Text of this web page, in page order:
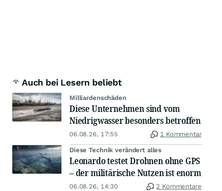
Auch bei Lesern beliebt
Milliardenschäden
Diese Unternehmen sind vom
Niedrigwasser besonders betroffen
06.08.26, 17:55 1 Kommentar
Diese Technik verändert alles
Leonardo testet Drohnen ohne GPS
– der militärische Nutzen ist enorm
06.08.26, 14:30 2 Kommentare